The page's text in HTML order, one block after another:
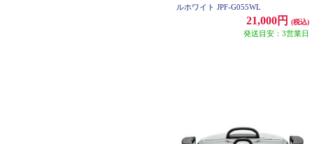
ルホワイト JPF-G055WL
21,000円 (税込)
発送目安：3営業日